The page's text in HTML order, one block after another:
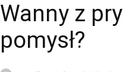
Wanny z
pomysł?